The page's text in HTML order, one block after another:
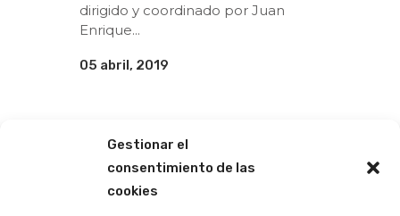
Gestionar el
consentimiento de las
cookies
dirigido y coordinado por Juan
Enrique...
05 abril, 2019